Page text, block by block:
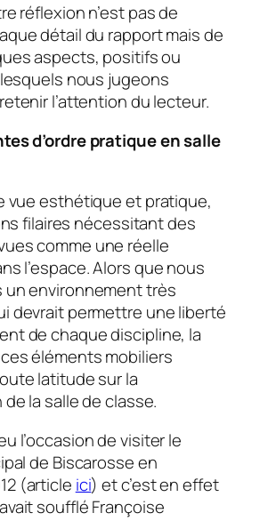
réflexion n’est pas de
détail du rapport mais de
aspects, positifs ou
nous jugeons
l’attention du lecteur.
d’ordre pratique en salle
vue esthétique et pratique,
filaires nécessitant des
comme une réelle
l’espace. Alors que nous
environnement très
devrait permettre une liberté
de chaque discipline, la
éléments mobiliers
latitude sur la
la salle de classe.
l’occasion de visiter le
de Biscarosse en
(article ici) et c’est en effet
soufflé Françoise